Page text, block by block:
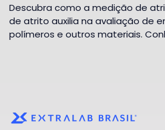
Descubra como a medição de
de atrito auxilia na avaliação de
polímeros e outros materiais.